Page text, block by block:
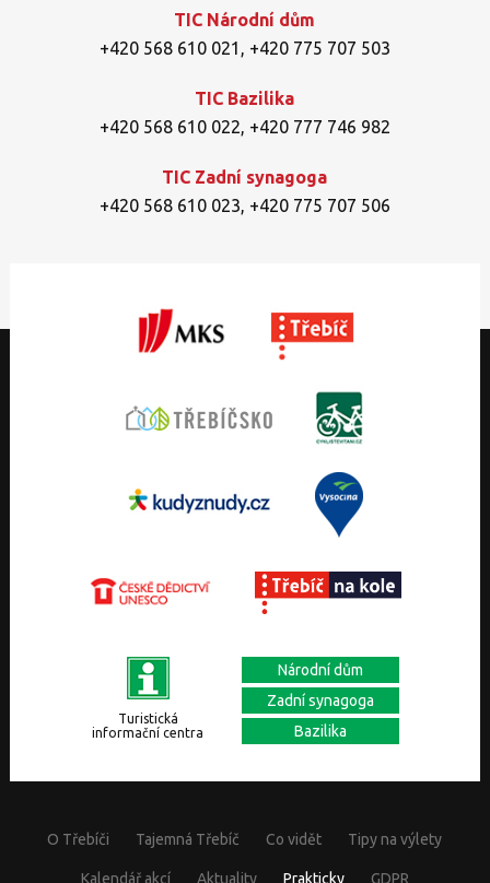
TIC Národní dům
+420 568 610 021 , +420 775 707 503
TIC Bazilika
+420 568 610 022, +420 777 746 982
TIC Zadní synagoga
+420 568 610 023, +420 775 707 506
Turistická
informační centra
Národní dům
Zadní synagoga
Bazilika
O Třebíči Tajemná Třebíč Co vidět Tipy na výlety
Kalendář akcí Aktuality Prakticky GDPR